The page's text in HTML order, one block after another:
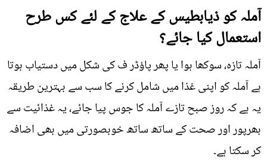
آملہ کو ذیابطیس کے علاج کے لئے کس طرح
استعمال کیا جائے؟
آملہ تازہ، سوکھا ہوا یا پھر پاؤڈر ف کی شکل میں دستیاب ہوتا
ہے آملہ کو اپنی غذا میں شامل کرنے کا سب سے بہترین طریقہ
یہ ہے کہ روز صبح تازے آملہ کا جوس پیا جائے، یہ غذائیت سے
بھرپور اور صحت کے ساتھ ساتھ خوبصورتی میں بھی اضافہ
کر سکتا ہے۔